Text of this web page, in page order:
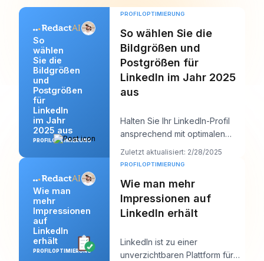
So
wählen
Sie die
Bildgrößen
und
Postgrößen
für
LinkedIn
im Jahr
2025 aus
PROFILOPTIMIERUNG
PROFILOPTIMIERUNG
So wählen Sie die
Bildgrößen und
Postgrößen für
LinkedIn im Jahr 2025
aus
Halten Sie Ihr LinkedIn-Profil
ansprechend mit optimalen
LinkedIn-Postgrößen für 2025.
Empfehlungen für die Bildgröße
von LinkedIn-Posts und die
Größe von Titelbildern, um
visuelles Material einen
positiven Eindruck bei Ihrem
Zuletzt aktualisiert: 2/28/2025
Wie man
mehr
Impressionen
auf
LinkedIn
erhält
PROFILOPTIMIERUNG
PROFILOPTIMIERUNG
Wie man mehr
Impressionen auf
LinkedIn erhält
LinkedIn ist zu einer
unverzichtbaren Plattform für